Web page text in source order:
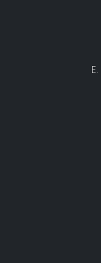
E.